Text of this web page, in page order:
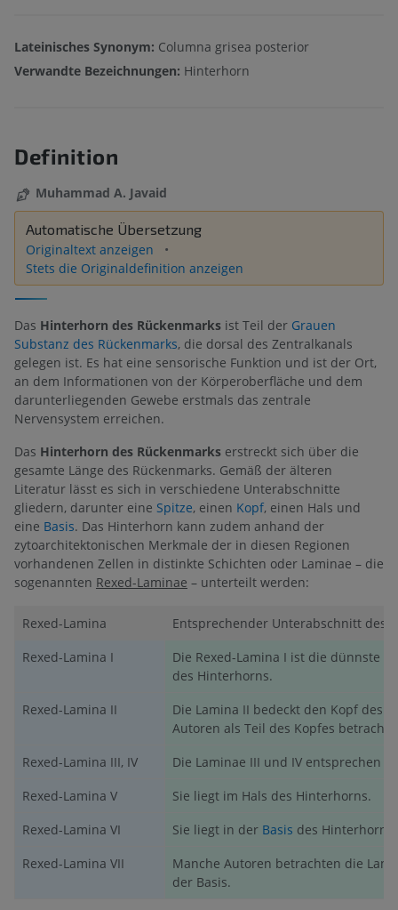
Lateinisches Synonym: Columna grisea posterior
Verwandte Bezeichnungen: Hinterhorn
Definition
Muhammad A. Javaid
Automatische Übersetzung
Originaltext anzeigen
Stets die Originaldefinition anzeigen
Das Hinterhorn des Rückenmarks ist Teil der Grauen
Substanz des Rückenmarks, die dorsal des Zentralkanals
gelegen ist. Es hat eine sensorische Funktion und ist der Ort,
an dem Informationen von der Körperoberfläche und dem
darunterliegenden Gewebe erstmals das zentrale
Nervensystem erreichen.
Das Hinterhorn des Rückenmarks erstreckt sich über die
gesamte Länge des Rückenmarks. Gemäß der älteren
Literatur lässt es sich in verschiedene Unterabschnitte
gliedern, darunter eine Spitze, einen Kopf, einen Hals und
eine Basis. Das Hinterhorn kann zudem anhand der
zytoarchitektonischen Merkmale der in diesen Regionen
vorhandenen Zellen in distinkte Schichten oder Laminae – die
sogenannten Rexed-Laminae – unterteilt werden:
Rexed-Lamina Entsprechender Unterabschnitt des
Rexed-Lamina I
Die Rexed-Lamina I ist die dünnste
des Hinterhorns.
Rexed-Lamina II
Die Lamina II bedeckt den Kopf des
Autoren als Teil des Kopfes
Rexed-Lamina III, IV
Die Laminae III und IV entsprechen
Rexed-Lamina V
Sie liegt im Hals des Hinterhorns.
Rexed-Lamina VI
Sie liegt in der Basis des Hinterhorns.
Rexed-Lamina VII
Manche Autoren betrachten die
der Basis.